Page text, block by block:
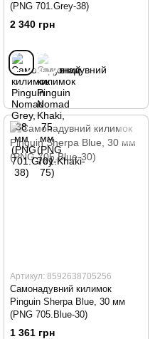
(PNG 701.Grey-38)
2 340 грн
Артикул: 8592638705256
Самонадувний килимок
Pinguin Sherpa Blue, 30 мм
(PNG 705.Blue-30)
1 361 грн